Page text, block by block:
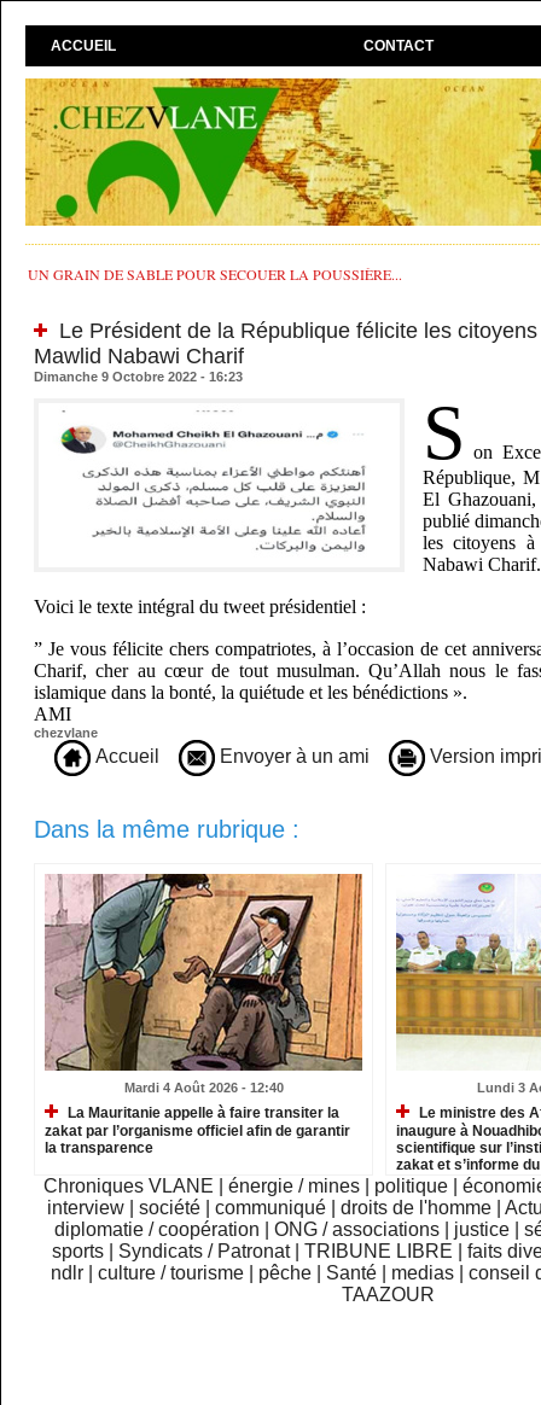
ACCUEIL CONTACT
UN GRAIN DE SABLE POUR SECOUER LA POUSSIÈRE...
Le Président de la République félicite les citoyens
Mawlid Nabawi Charif
Dimanche 9 Octobre 2022 - 16:23
S
on
République,
El
publié
les citoyens
Nabawi Charif.
Voici le texte intégral du tweet présidentiel :
” Je vous félicite chers compatriotes, à l’occasion de cet
Charif, cher au cœur de tout musulman. Qu’Allah nous le
islamique dans la bonté, la quiétude et les bénédictions ».
AMI
chezvlane
Accueil Envoyer à un ami Version
Dans la même rubrique :
Mardi 4 Août 2026 - 12:40
La Mauritanie appelle à faire transiter la
zakat par l’organisme officiel afin de garantir
la transparence
Lundi 3
Le ministre des
inaugure à
scientifique sur
zakat et s’informe
institutions relevant
Chroniques VLANE énergie / mines politique
interview
|société |communiqué |droits de l'homme |
diplomatie / coopération
ONG / associations justice
sports
Syndicats / Patronat TRIBUNE LIBRE
faits
ndlr
|culture / tourisme pêche Santé medias |conseil
TAAZOUR